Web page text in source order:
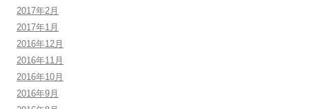
2017年2月
2017年1月
2016年12月
2016年11月
2016年10月
2016年9月